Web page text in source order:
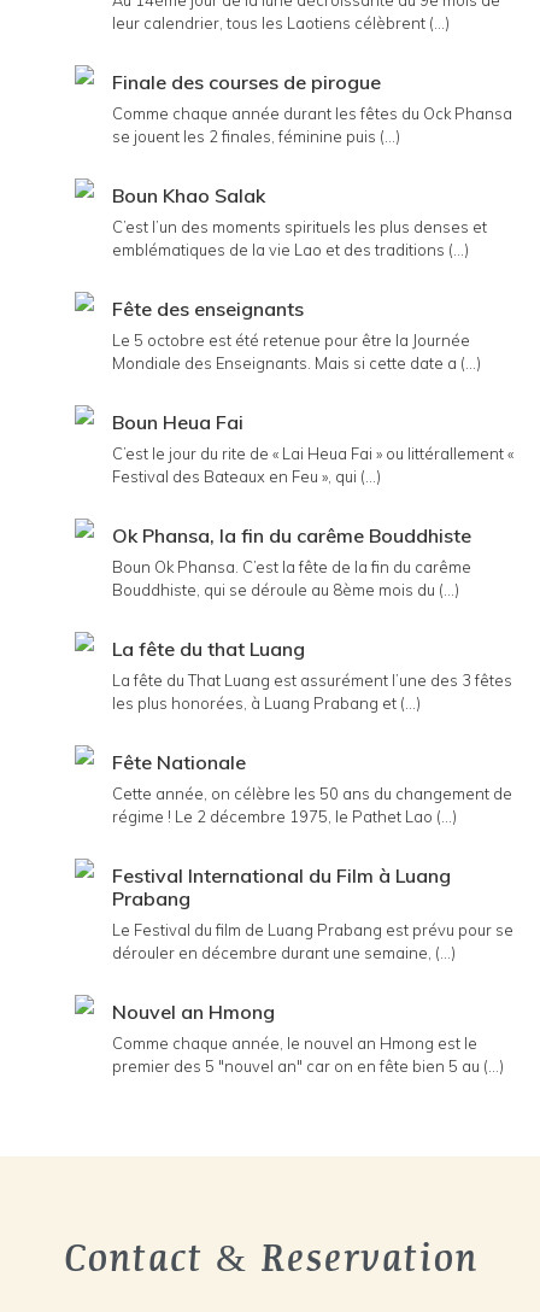
leur calendrier, tous les Laotiens célèbrent (...)
Finale des courses de pirogue
Comme chaque année durant les fêtes du Ock Phansa
se jouent les 2 finales, féminine puis (...)
Boun Khao Salak
C’est l’un des moments spirituels les plus denses et
emblématiques de la vie Lao et des traditions (...)
Fête des enseignants
Le 5 octobre est été retenue pour être la Journée
Mondiale des Enseignants. Mais si cette date a (...)
Boun Heua Fai
C’est le jour du rite de « Lai Heua Fai » ou littérallement «
Festival des Bateaux en Feu », qui (...)
Ok Phansa, la fin du carême Bouddhiste
Boun Ok Phansa. C’est la fête de la fin du carême
Bouddhiste, qui se déroule au 8ème mois du (...)
La fête du that Luang
La fête du That Luang est assurément l’une des 3 fêtes
les plus honorées, à Luang Prabang et (...)
Fête Nationale
Cette année, on célèbre les 50 ans du changement de
régime ! Le 2 décembre 1975, le Pathet Lao (...)
Festival International du Film à Luang
Prabang
Le Festival du film de Luang Prabang est prévu pour se
dérouler en décembre durant une semaine, (...)
Nouvel an Hmong
Comme chaque année, le nouvel an Hmong est le
premier des 5 "nouvel an" car on en fête bien 5 au (...)
Contact & Reservation